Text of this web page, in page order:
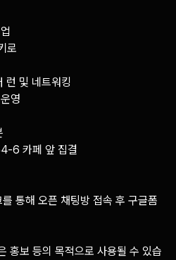
로
및 네트워킹
영
6 카페 앞 집결
통해 오픈 채팅방 접속 후 구글폼
홍보 등의 목적으로 사용될 수 있습